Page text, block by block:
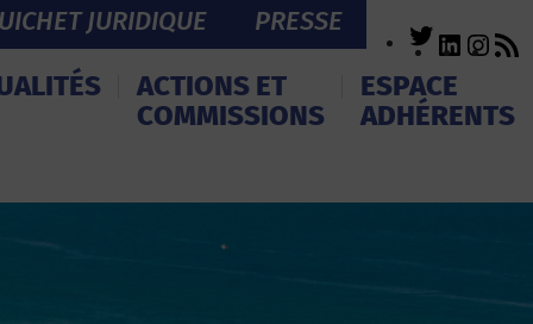
JURIDIQUE PRESSE Twitter
ACTIONS ET
COMMISSIONS
ESPACE
ADHÉRENTS